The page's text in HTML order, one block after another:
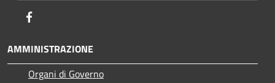
AMMINISTRAZIONE
Organi di Governo